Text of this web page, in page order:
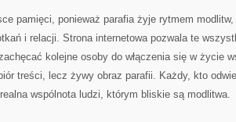
pamięci, ponieważ parafia żyje rytmem
i relacji. Strona internetowa pozwala te
kolejne osoby do włączenia się w życie
treści, lecz żywy obraz parafii. Każdy, kto
wspólnota ludzi, którym bliskie są modlitwa.